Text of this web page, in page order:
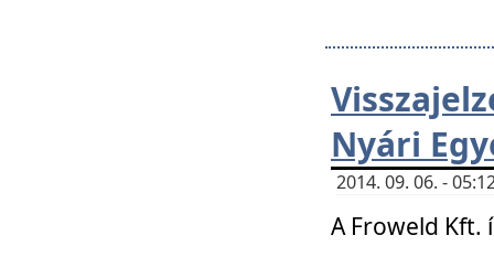
Nyári
2014. 09. 06. -
A Froweld